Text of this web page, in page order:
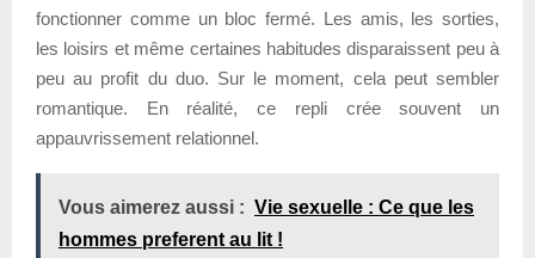
fonctionner comme un bloc fermé. Les amis, les sorties,
les loisirs et même certaines habitudes disparaissent peu à
peu au profit du duo. Sur le moment, cela peut sembler
romantique. En réalité, ce repli crée souvent un
appauvrissement relationnel.
Vous aimerez aussi : Vie sexuelle : Ce que les
hommes preferent au lit !